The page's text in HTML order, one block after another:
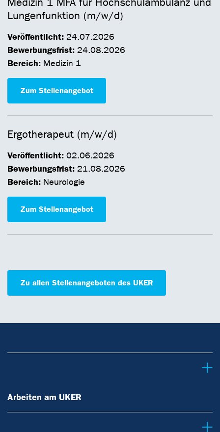
Lungenfunktion (m/w/d)
Veröffentlicht: 24.07.2026
Bewerbungsfrist: 24.08.2026
Bereich: Medizin 1
Zum Stellenangebot
Ergotherapeut (m/w/d)
Veröffentlicht: 02.06.2026
Bewerbungsfrist: 21.08.2026
Bereich: Neurologie
Zum Stellenangebot
Zu allen Stellenangeboten des UKER
Arbeiten am UKER